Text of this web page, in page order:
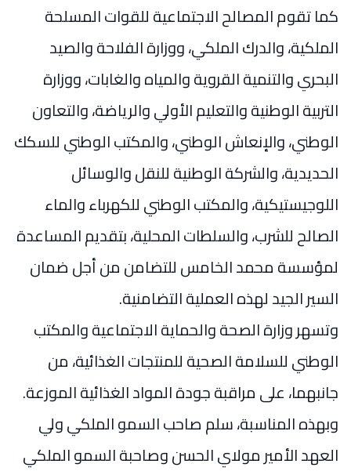
كما تقوم المصالح الاجتماعية للقوات المسلحة
الملكية، والدرك الملكي، ووزارة الفلاحة والصيد
البحري والتنمية القروية والمياه والغابات، ووزارة
التربية الوطنية والتعليم الأولي والرياضة، والتعاون
الوطني، والإنعاش الوطني، والمكتب الوطني للسكك
الحديدية، والشركة الوطنية للنقل والوسائل
اللوجيستيكية، والمكتب الوطني للكهرباء والماء
الصالح للشرب، والسلطات المحلية، بتقديم المساعدة
لمؤسسة محمد الخامس للتضامن من أجل ضمان
السير الجيد لهذه العملية التضامنية.
وتسهر وزارة الصحة والحماية الاجتماعية والمكتب
الوطني للسلامة الصحية للمنتجات الغذائية، من
جانبهما، على مراقبة جودة المواد الغذائية الموزعة.
وبهذه المناسبة، سلم صاحب السمو الملكي ولي
العهد الأمير مولاي الحسن وصاحبة السمو الملكي